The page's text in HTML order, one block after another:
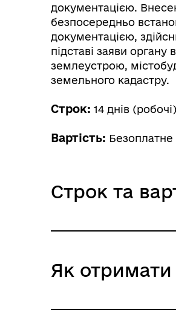
документацією.
безпосередньо
документацією,
підставі заяви
землеустрою,
земельного кадастру.
Строк: 14 днів (робочі)
Вартість: Безоплатне
Строк та
Адміністративний
Строк надання: 14 днів
Як отримати